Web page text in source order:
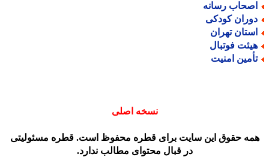
رسانه
کودکی
تهران
فوتبال
امنیت
نسخه اصلی
حقوق این سایت برای قطره محفوظ است. قطره مسئولیتی
در قبال محتوای مطالب ندارد.